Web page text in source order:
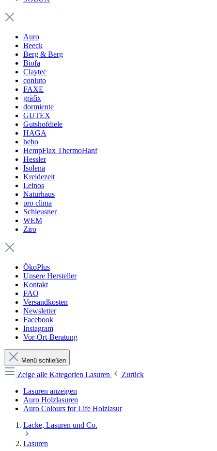
Auro
Beeck
Berg & Berg
Biofa
Claytec
conluto
FAXE
gräfix
dormiente
GUTEX
Gutshofdiele
HAGA
hebo
HempFlax ThermoHanf
Hessler
Isolena
Kreidezeit
Leinos
Naturhaus
pro clima
Schleusner
WEM
Ziro
ÖkoPlus
Unsere Hersteller
Kontakt
FAQ
Versandkosten
Newsletter
Facebook
Instagram
Vor-Ort-Beratung
Menü schließen
Zeige alle Kategorien Lasuren
Zurück
Lasuren anzeigen
Auro Holzlasuren
Auro Colours for Life Holzlasur
Lacke, Lasuren und Co.
Lasuren